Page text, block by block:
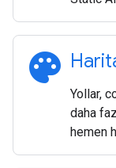
palette
Yollar,
daha
hemen